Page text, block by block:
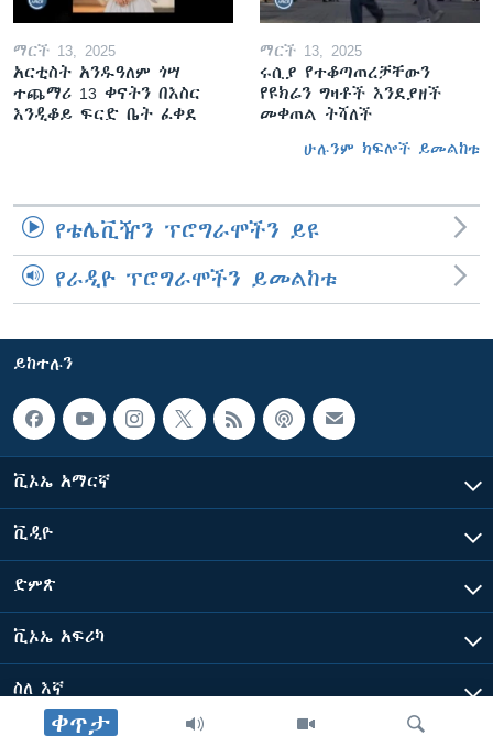
ቀጥታ
ማርች 13, 2025
አርቲስት አንዱዓለም ጎሣ
ተጨማሪ 13 ቀናትን በእስር
እንዲቆይ ፍርድ ቤት ፈቀደ
ማርች 13, 2025
ሩሲያ የተቆጣጠረቻቸውን
የዩክሬን ግዛቶች እንደያዘች
መቀጠል ትሻለች
ሁሉንም ክፍሎች ይመልከቱ
የቴሌቪዥን ፕሮግራሞችን ይዩ
የራዲዮ ፕሮግራሞችን ይመልከቱ
ይከተሉን
ቪኦኤ አማርኛ
ቪዲዮ
ድምጽ
ቪኦኤ አፍሪካ
ስለ እኛ